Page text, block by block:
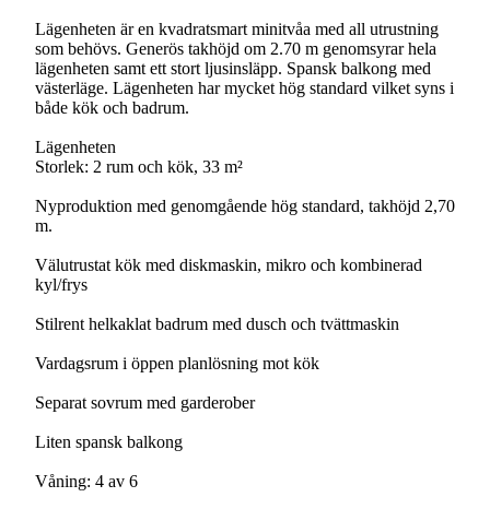
Lägenheten är en kvadratsmart minitvåa med all utrustning
som behövs. Generös takhöjd om 2.70 m genomsyrar hela
lägenheten samt ett stort ljusinsläpp. Spansk balkong med
västerläge. Lägenheten har mycket hög standard vilket syns i
både kök och badrum.
Lägenheten
Storlek: 2 rum och kök, 33 m²
Nyproduktion med genomgående hög standard, takhöjd 2,70
m.
Välutrustat kök med diskmaskin, mikro och kombinerad
kyl/frys
Stilrent helkaklat badrum med dusch och tvättmaskin
Vardagsrum i öppen planlösning mot kök
Separat sovrum med garderober
Liten spansk balkong
Våning: 4 av 6